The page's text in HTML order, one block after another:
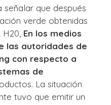
señalar que después
verde obtenidas
En los medios
las autoridades de
con respecto a
de
La situación
tuvo que emitir un